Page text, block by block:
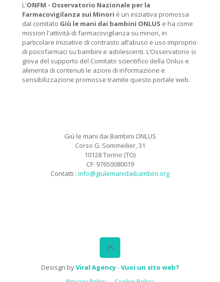
L'ONFM - Osservatorio Nazionale per la
Farmacovigilanza sui Minori è un iniziativa promossa
dal comitato Giù le mani dai bambini ONLUS e ha come
mission l'attività di farmacovigilanza su minori, in
particolare iniziative di contrasto all’abuso e uso improprio
di psicofarmaci su bambini e adolescenti. L’Osservatorio si
giova del supporto del Comitato scientifico della Onlus e
alimenta di contenuti le azioni di informazione e
sensibilizzazione promosse tramite questo portale web.
Giù le mani dai Bambini ONLUS
Corso G. Sommeilier, 31
10128 Torino (TO)
CF: 97650080019
Contatti : info@giulemanidaibambini.org
Desisgn byViral Agency-Vuoi un sito web?